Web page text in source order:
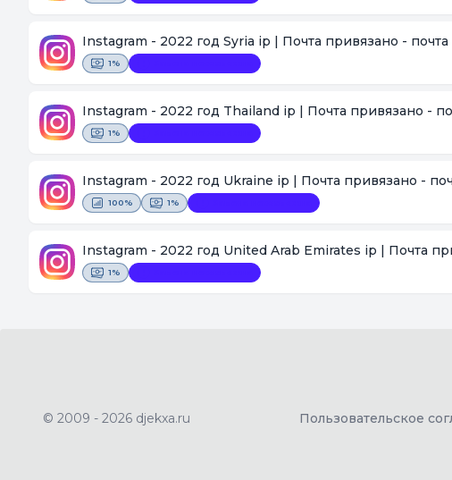
Instagram - 2022 год Syria ip | Почта привязано -
1%
Instagram - 2022 год Thailand ip | Почта привязано -
1%
Instagram - 2022 год Ukraine ip | Почта привязано -
100% 1%
Instagram - 2022 год United Arab Emirates ip | Почта
1%
© 2009 - 2026 djekxa.ru Пользовательское